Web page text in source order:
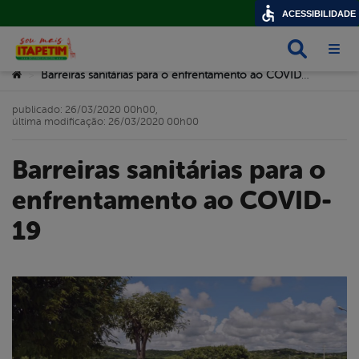
Você está aqui: Barreiras sanitárias para o enfrentamento ao COVID-19
Barreiras sanitárias para o
enfrentamento ao COVID-
19
publicado: 26/03/2020 00h00,
última modificação: 26/03/2020 00h00
ACESSIBILIDADE